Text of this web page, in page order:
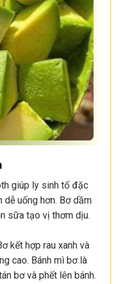
giúp ly sinh tố đặc
dễ uống hơn. Bơ dầm
sữa tạo vị thơm dịu.
kết hợp rau xanh và
cao. Bánh mì bơ là
bơ và phết lên bánh.